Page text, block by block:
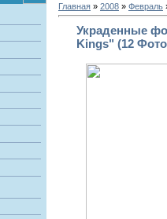
Главная» 2008 » Февраль
Украденные
Kings" (12